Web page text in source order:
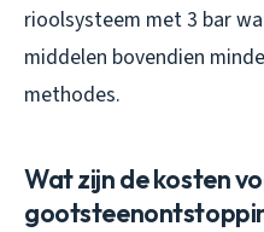
rioolsysteem met 3 bar
middelen bovendien
methodes.
Wat zijn de kosten